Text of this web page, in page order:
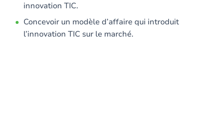
innovation TIC.
Concevoir un modèle d’affaire qui introduit
l’innovation TIC sur le marché.